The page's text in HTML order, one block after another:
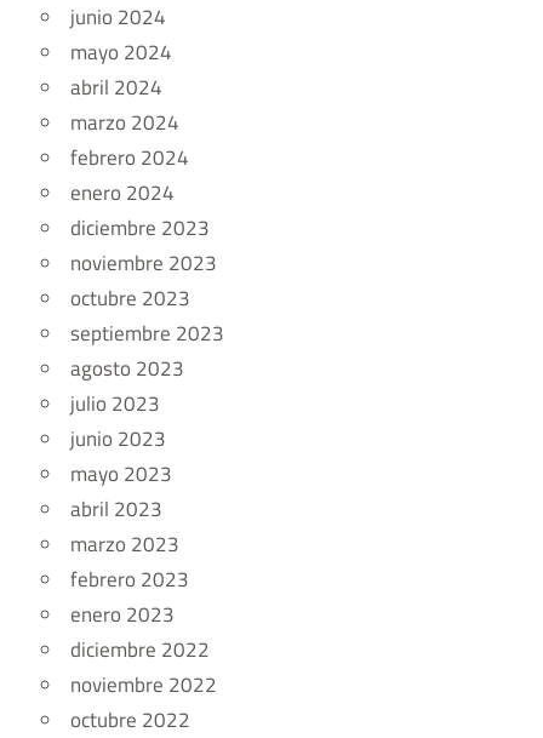
junio 2024
mayo 2024
abril 2024
marzo 2024
febrero 2024
enero 2024
diciembre 2023
noviembre 2023
octubre 2023
septiembre 2023
agosto 2023
julio 2023
junio 2023
mayo 2023
abril 2023
marzo 2023
febrero 2023
enero 2023
diciembre 2022
noviembre 2022
octubre 2022